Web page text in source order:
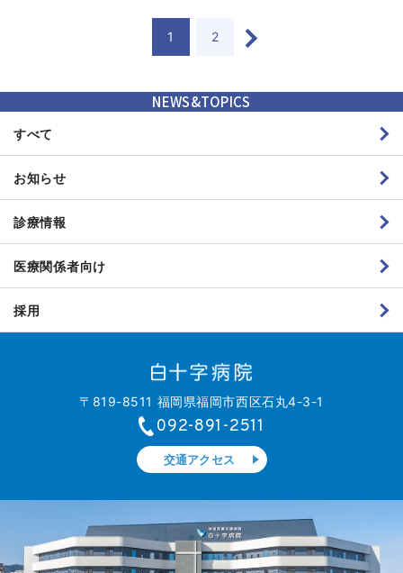
在宅サービス
1 2
NEWS&TOPICS
すべて
お知らせ
診療情報
医療関係者向け
採用
〒819-8511 福岡県福岡市西区石丸4-3-1
092-891-2511
交通アクセス